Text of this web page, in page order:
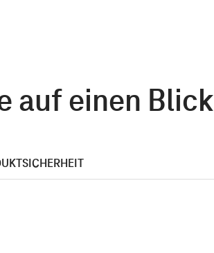
auf einen Blick